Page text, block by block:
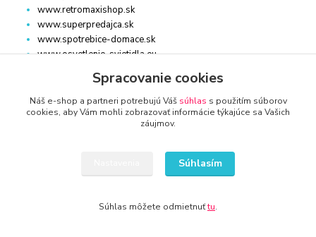
www.retromaxishop.sk
www.superpredajca.sk
www.spotrebice-domace.sk
www.osvetlenie-svietidla.eu
www.zahradnicek.sk
STROJE, ZARIADENIE
www.auto-diel.sk
Spracovanie cookies
Náš e-shop a partneri potrebujú Váš súhlas s použitím súborov
cookies, aby Vám mohli zobrazovať informácie týkajúce sa Vašich
záujmov.
Súhlasím
Súhlas môžete odmietnuťtu.